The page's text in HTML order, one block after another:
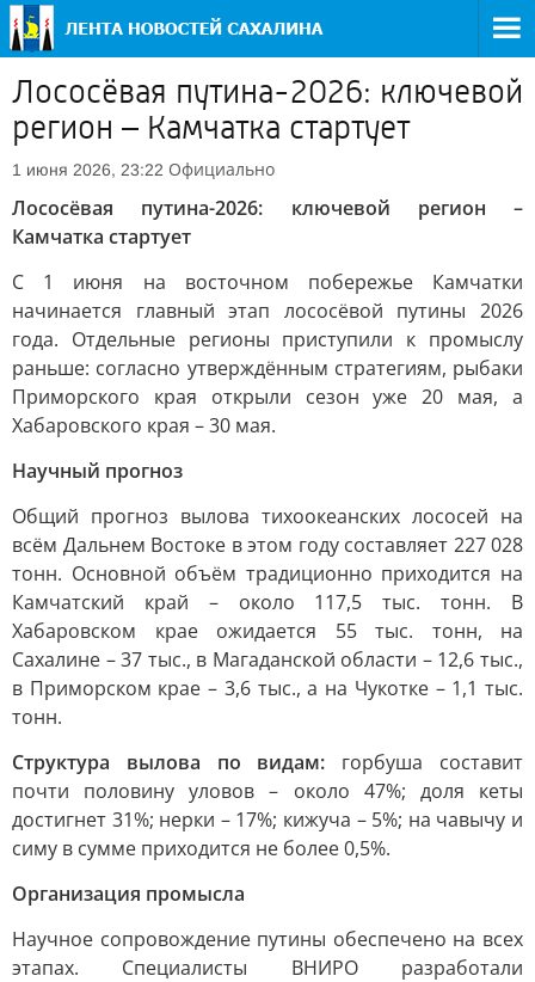
Лососёвая путина-2026: ключевой
регион – Камчатка стартует
1 июня 2026, 23:22 Официально
Лососёвая путина-2026: ключевой регион –
Камчатка стартует
С 1 июня на восточном побережье Камчатки
начинается главный этап лососёвой путины 2026
года. Отдельные регионы приступили к промыслу
раньше: согласно утверждённым стратегиям, рыбаки
Приморского края открыли сезон уже 20 мая, а
Хабаровского края – 30 мая.
Научный прогноз
Общий прогноз вылова тихоокеанских лососей на
всём Дальнем Востоке в этом году составляет 227 028
тонн. Основной объём традиционно приходится на
Камчатский край – около 117,5 тыс. тонн. В
Хабаровском крае ожидается 55 тыс. тонн, на
Сахалине – 37 тыс., в Магаданской области – 12,6 тыс.,
в Приморском крае – 3,6 тыс., а на Чукотке – 1,1 тыс.
тонн.
Структура вылова по видам: горбуша составит
почти половину уловов – около 47%; доля кеты
достигнет 31%; нерки – 17%; кижуча – 5%; на чавычу и
симу в сумме приходится не более 0,5%.
Организация промысла
Научное сопровождение путины обеспечено на всех
этапах. Специалисты ВНИРО разработали